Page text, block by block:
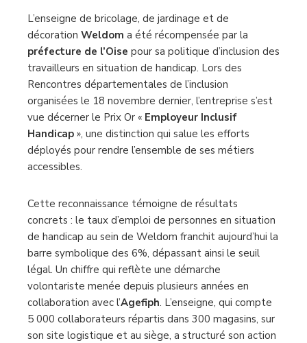
L’enseigne de bricolage, de jardinage et de
décoration Weldom a été récompensée par la
préfecture de l’Oise pour sa politique d’inclusion des
travailleurs en situation de handicap. Lors des
Rencontres départementales de l’inclusion
organisées le 18 novembre dernier, l’entreprise s’est
vue décerner le Prix Or « Employeur Inclusif
Handicap », une distinction qui salue les efforts
déployés pour rendre l’ensemble de ses métiers
accessibles.
Cette reconnaissance témoigne de résultats
concrets : le taux d’emploi de personnes en situation
de handicap au sein de Weldom franchit aujourd’hui la
barre symbolique des 6%, dépassant ainsi le seuil
légal. Un chiffre qui reflète une démarche
volontariste menée depuis plusieurs années en
collaboration avec l’Agefiph. L’enseigne, qui compte
5 000 collaborateurs répartis dans 300 magasins, sur
son site logistique et au siège, a structuré son action